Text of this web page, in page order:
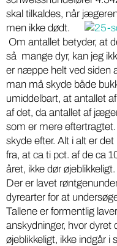
skal tilkaldes, når
men ikke dødt.
Om antallet betyder, at
så mange dyr, kan jeg
er næppe helt ved siden
man må skyde både
umiddelbart, at antallet
af det, da antallet af
som er mere
skyde efter. Alt i alt er
fra, at ca ti pct. af de ca
året, ikke dør
Der er lavet
dyrearter for at
Tallene er formentlig
anskydninger, hvor dyret
øjeblikkeligt, ikke indgår i